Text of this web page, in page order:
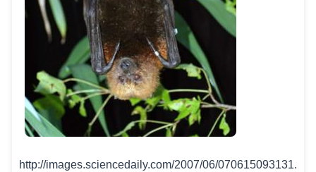
http://images.sciencedaily.com/2007/06/070615093131.